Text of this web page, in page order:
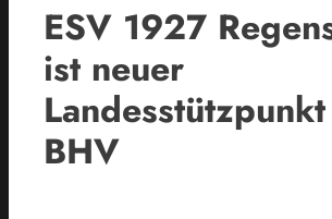
ESV 1927
ist neuer
BHV